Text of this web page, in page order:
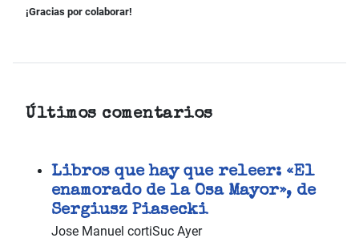
¡Gracias por colaborar!
Últimos comentarios
Libros que hay que releer: «El
enamorado de la Osa Mayor», de
Sergiusz Piasecki
Jose Manuel cortiSuc Ayer